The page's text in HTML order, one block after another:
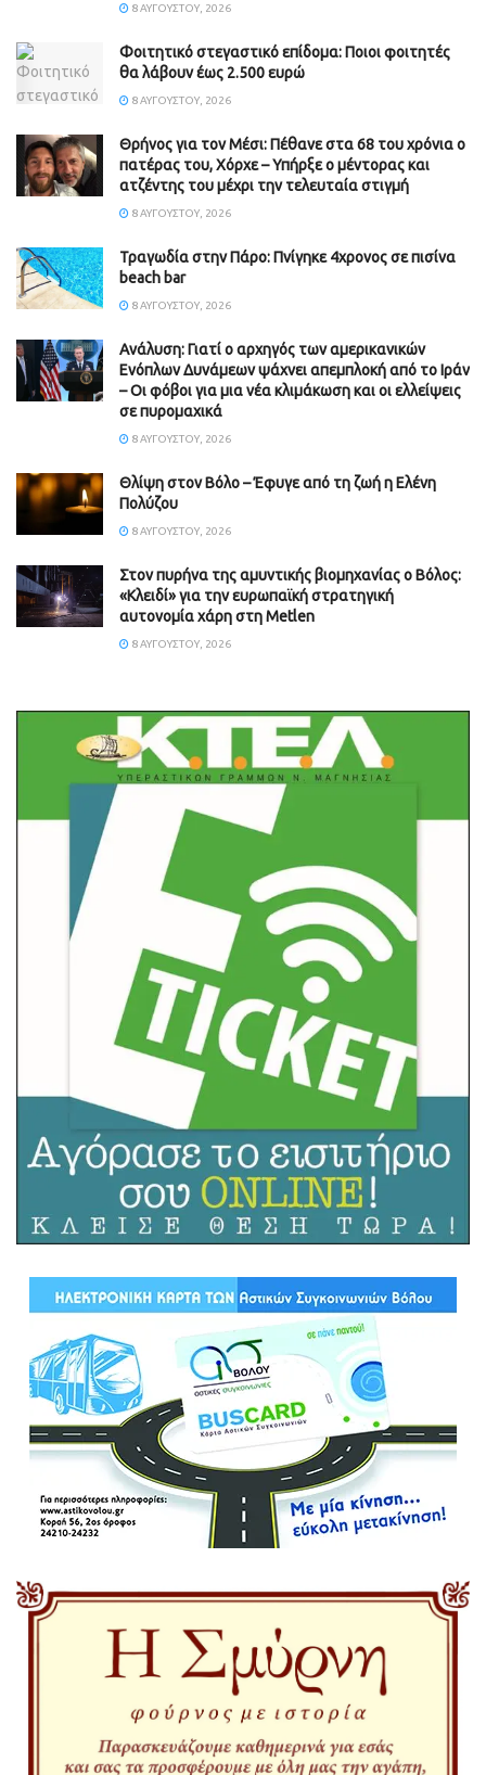
8 ΑΥΓΟΎΣΤΟΥ, 2026
Φοιτητικό στεγαστικό επίδομα: Ποιοι φοιτητές
θα λάβουν έως 2.500 ευρώ
8 ΑΥΓΟΎΣΤΟΥ, 2026
Θρήνος για τον Μέσι: Πέθανε στα 68 του χρόνια ο
πατέρας του, Χόρχε – Υπήρξε ο μέντορας και
ατζέντης του μέχρι την τελευταία στιγμή
8 ΑΥΓΟΎΣΤΟΥ, 2026
Τραγωδία στην Πάρο: Πνίγηκε 4χρονος σε πισίνα
beach bar
8 ΑΥΓΟΎΣΤΟΥ, 2026
Ανάλυση: Γιατί ο αρχηγός των αμερικανικών
Ενόπλων Δυνάμεων ψάχνει απεμπλοκή από το Ιράν
– Οι φόβοι για μια νέα κλιμάκωση και οι ελλείψεις
σε πυρομαχικά
8 ΑΥΓΟΎΣΤΟΥ, 2026
Θλίψη στον Βόλο – Έφυγε από τη ζωή η Ελένη
Πολύζου
8 ΑΥΓΟΎΣΤΟΥ, 2026
Στον πυρήνα της αμυντικής βιομηχανίας ο Βόλος:
«Κλειδί» για την ευρωπαϊκή στρατηγική
αυτονομία χάρη στη Metlen
8 ΑΥΓΟΎΣΤΟΥ, 2026